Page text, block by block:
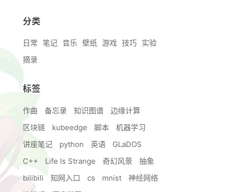
分类
日常 笔记 音乐 壁纸 游戏 技巧 实验
摘录
标签
作曲 备忘录 知识图谱
边缘计算
区块链
kubeedge 脚本
机器学习
讲座笔记
python 英语
GLaDOS
C++
Life Is Strange 奇幻风景
抽象
bilibili
知网入口 cs mnist
神经网络